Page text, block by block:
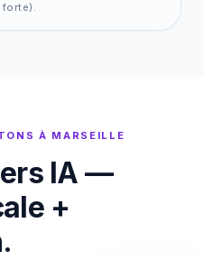
forte).
À MARSEILLE
IA —
+